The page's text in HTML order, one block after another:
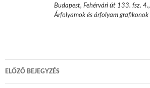
Budapest, Fehérvári út 133. fsz. 4.,
Árfolyamok és árfolyam grafikonok
Bejegyzés
navigáció
ELŐZŐ BEJEGYZÉS